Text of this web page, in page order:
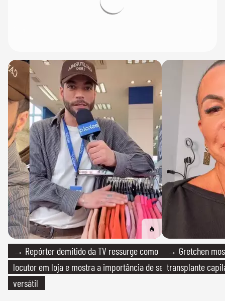
→ Repórter demitido da TV ressurge como
locutor em loja e mostra a importância de ser
versátil
→ Gretchen
transplante